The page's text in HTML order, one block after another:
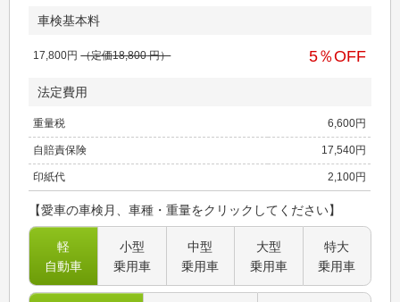
車検基本料
17,800円 （定価18,800円） 5％OFF
法定費用
重量税 6,600円
自賠責保険 17,540円
印紙代 2,100円
【愛車の車検月、車種・重量をクリックしてください】
軽
自動車
小型
乗用車
中型
乗用車
大型
乗用車
特大
乗用車